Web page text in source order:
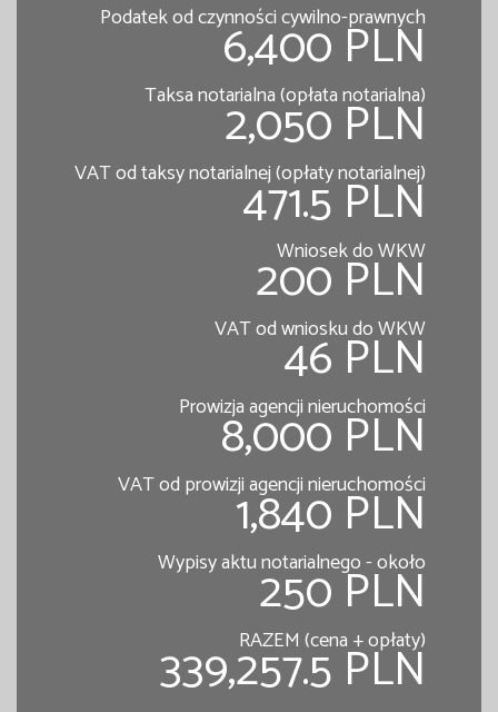
Podatek od czynności cywilno-prawnych
6,400 PLN
Taksa notarialna (opłata notarialna)
2,050 PLN
VAT od taksy notarialnej (opłaty notarialnej)
471.5 PLN
Wniosek do WKW
200 PLN
VAT od wniosku do WKW
46 PLN
Prowizja agencji nieruchomości
8,000 PLN
VAT od prowizji agencji nieruchomości
1,840 PLN
Wypisy aktu notarialnego - około
250 PLN
RAZEM (cena + opłaty)
339,257.5 PLN